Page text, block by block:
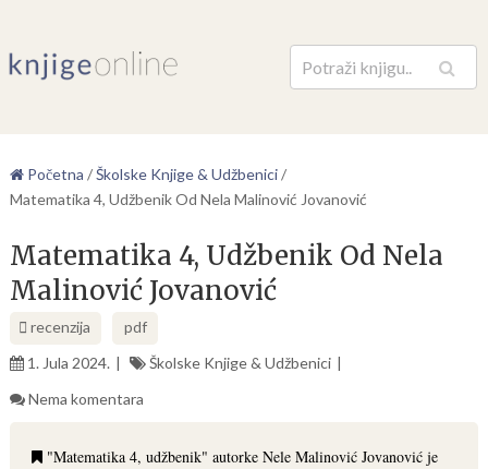
Pretraga
Početna /Školske Knjige & Udžbenici/
Matematika 4, Udžbenik Od Nela Malinović Jovanović
Matematika 4, Udžbenik Od Nela
Malinović Jovanović
recenzija
pdf
1. Jula 2024.
Školske Knjige & Udžbenici
Nema komentara
"Matematika 4, udžbenik" autorke Nele Malinović Jovanović je